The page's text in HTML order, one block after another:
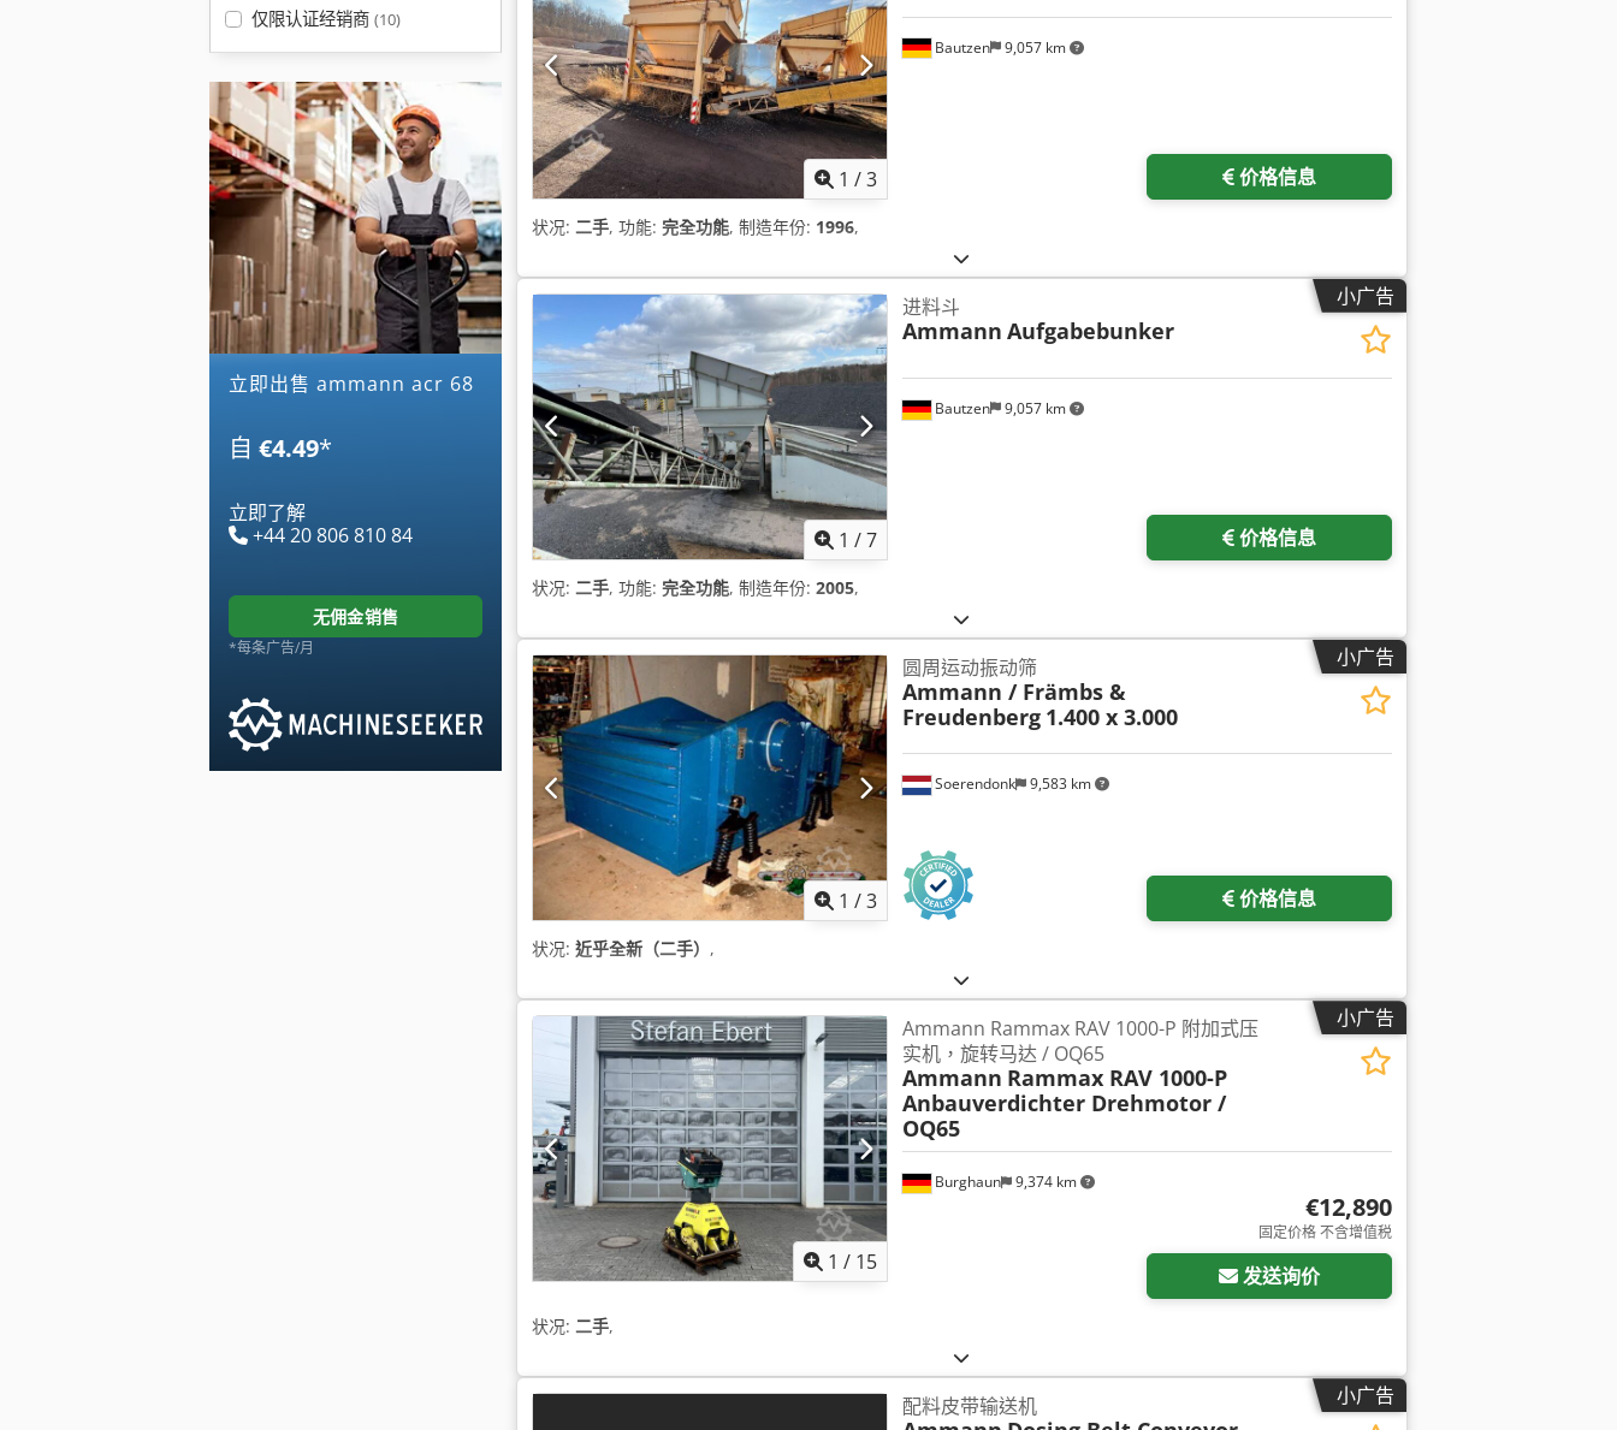
仅限认证经销商 (10)
立即出售 ammann acr 68
自 €4.49*
立即了解
+44 20 806 810 84
无佣金销售
*每条广告/月
1 /3
Bautzen 9,057 km
价格信息
状况: 二手, 功能: 完全功能, 制造年份: 1996,
小广告
1 /7
Bautzen 9,057 km
进料斗
Ammann Aufgabebunker
价格信息
状况: 二手, 功能: 完全功能, 制造年份: 2005,
小广告
1 /3
Soerendonk 9,583 km
圆周运动振动筛
Ammann / Främbs &
Freudenberg 1.400 x 3.000
价格信息
状况: 近乎全新（二手） ,
小广告
1 / 15
Burghaun 9,374 km
Ammann Rammax RAV 1000-P 附加式压
实机，旋转马达 / OQ65
Ammann Rammax RAV 1000-P
Anbauverdichter Drehmotor /
OQ65
€12,890
固定价格 不含增值税
发送询价
状况: 二手,
小广告
配料皮带输送机